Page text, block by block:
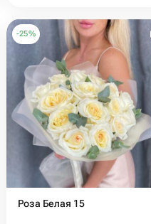
-25%
Роза Белая 15